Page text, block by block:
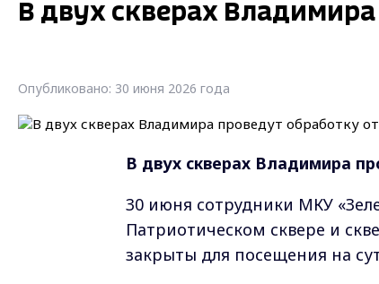
В двух скверах
Опубликовано: 30 июня 2026 года
В двух скверах Владимира
30 июня сотрудники МКУ
Патриотическом сквере и
закрыты для посещения на